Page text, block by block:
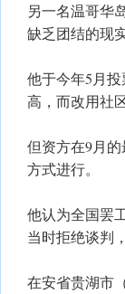
另一名温哥华
缺乏团结的现实
他于今年5月
高，而改用社
但资方在9月
方式进行。
他认为全国罢
当时拒绝谈判
在安省贵湖市